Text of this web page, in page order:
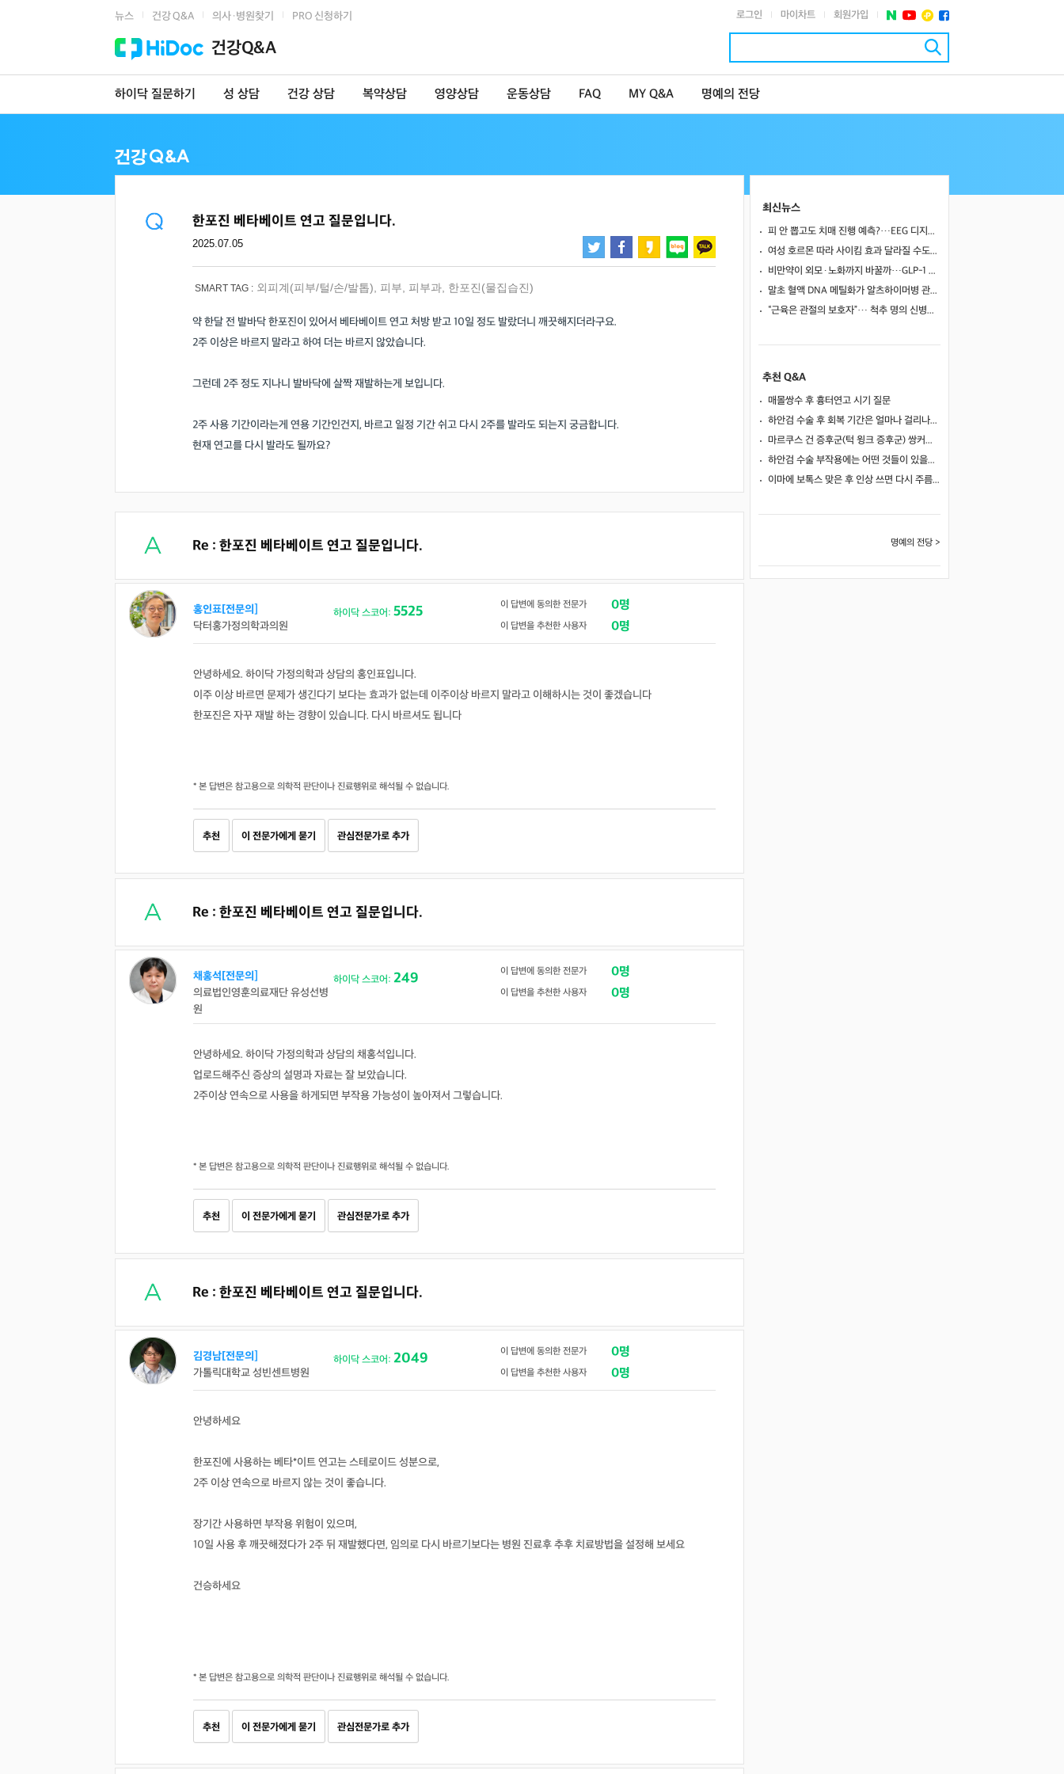
뉴스 건강 Q&A 의사·병원찾기 PRO 신청하기 로그인 마이차트 회원가입
건강Q&A
하이닥 질문하기 성 상담 건강 상담 복약상담 영양상담 운동상담 FAQ MY Q&A 명예의 전당
한포진 베타베이트 연고 질문입니다.
2025.07.05
SMART TAG : 외피계(피부/털/손/발톱) 피부 피부과 한포진(물집습진)
약 한달 전 발바닥 한포진이 있어서 베타베이트 연고 처방 받고 10일 정도 발랐더니 깨끗해지더라구요.
2주 이상은 바르지 말라고 하여 더는 바르지 않았습니다.
그런데 2주 정도 지나니 발바닥에 살짝 재발하는게 보입니다.
2주 사용 기간이라는게 연용 기간인건지, 바르고 일정 기간 쉬고 다시 2주를 발라도 되는지 궁금합니다.
현재 연고를 다시 발라도 될까요?
Re : 한포진 베타베이트 연고 질문입니다.
홍인표[전문의]
닥터홍가정의학과의원
하이닥 스코어: 5525 이 답변에 동의한 전문가 0명
이 답변을 추천한 사용자 0명
안녕하세요. 하이닥 가정의학과 상담의 홍인표입니다.
이주 이상 바르면 문제가 생긴다기 보다는 효과가 없는데 이주이상 바르지 말라고 이해하시는 것이 좋겠습니다
한포진은 자꾸 재발 하는 경향이 있습니다. 다시 바르셔도 됩니다
* 본 답변은 참고용으로 의학적 판단이나 진료행위로 해석될 수 없습니다.
추천 이 전문가에게 묻기 관심전문가로 추가
Re : 한포진 베타베이트 연고 질문입니다.
채홍석[전문의]
의료법인영훈의료재단 유성선병
원
하이닥 스코어: 249 이 답변에 동의한 전문가 0명
이 답변을 추천한 사용자 0명
안녕하세요. 하이닥 가정의학과 상담의 채홍석입니다.
업로드해주신 증상의 설명과 자료는 잘 보았습니다.
2주이상 연속으로 사용을 하게되면 부작용 가능성이 높아져서 그렇습니다.
* 본 답변은 참고용으로 의학적 판단이나 진료행위로 해석될 수 없습니다.
추천 이 전문가에게 묻기 관심전문가로 추가
Re : 한포진 베타베이트 연고 질문입니다.
김경남[전문의]
가톨릭대학교 성빈센트병원
하이닥 스코어: 2049 이 답변에 동의한 전문가 0명
이 답변을 추천한 사용자 0명
안녕하세요
한포진에 사용하는 베타*이트 연고는 스테로이드 성분으로,
2주 이상 연속으로 바르지 않는 것이 좋습니다.
장기간 사용하면 부작용 위험이 있으며,
10일 사용 후 깨끗해졌다가 2주 뒤 재발했다면, 임의로 다시 바르기보다는 병원 진료후 추후 치료방법을 설정해 보세요
건승하세요
* 본 답변은 참고용으로 의학적 판단이나 진료행위로 해석될 수 없습니다.
추천 이 전문가에게 묻기 관심전문가로 추가
최신뉴스
피 안 뽑고도 치매 진행 예측?…EEG 디지털 트윈, 기존 바이오마커만큼 정확했다
여성 호르몬 따라 사이킴 효과 달라질 수도…에스트로겐·프로게스테론이 약효·부작용 변동에 관여할 가능성
비만약이 외모·노화까지 바꿀까…GLP-1 계열의 60~80% 간지방 감소
말초 혈액 DNA 메틸화가 알츠하이머병 관련 뇌영상·인지 지표와 연관될까
“근육은 관절의 보호자”… 척추 명의 신병준 교수가 말하는 하체 근육의 힘 [평생운동연구소]
추천 Q&A
매몰쌍수 후 흉터연고 시기 질문
하안검 수술 후 회복 기간은 얼마나 걸리나요?
마르쿠스 건 증후군(턱 윙크 증후군) 쌍커풀 수술 가능 여부
하안검 수술 부작용에는 어떤 것들이 있을까요?
이마에 보톡스 맞은 후 인상 쓰면 다시 주름이 생길까요?
명예의 전당 >